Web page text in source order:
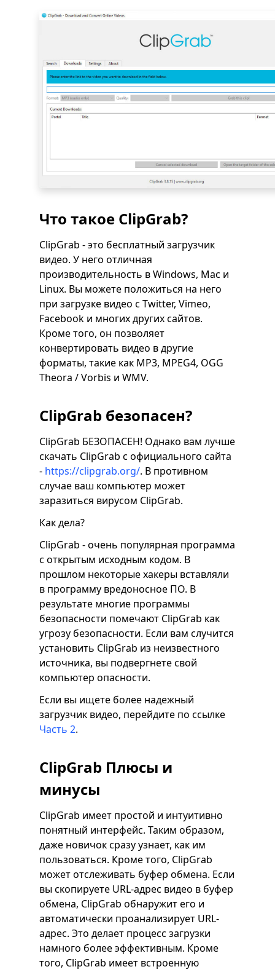
Что такое ClipGrab?
ClipGrab - это бесплатный загрузчик
видео. У него отличная
производительность в Windows, Mac и
Linux. Вы можете положиться на него
при загрузке видео с Twitter, Vimeo,
Facebook и многих других сайтов.
Кроме того, он позволяет
конвертировать видео в другие
форматы, такие как MP3, MPEG4, OGG
Theora / Vorbis и WMV.
ClipGrab безопасен?
ClipGrab БЕЗОПАСЕН! Однако вам лучше
скачать ClipGrab с официального сайта
- https://clipgrab.org/. В противном
случае ваш компьютер может
заразиться вирусом ClipGrab.
Как дела?
ClipGrab - очень популярная программа
с открытым исходным кодом. В
прошлом некоторые хакеры вставляли
в программу вредоносное ПО. В
результате многие программы
безопасности помечают ClipGrab как
угрозу безопасности. Если вам случится
установить ClipGrab из неизвестного
источника, вы подвергнете свой
компьютер опасности.
Если вы ищете более надежный
загрузчик видео, перейдите по ссылке
Часть 2.
ClipGrab Плюсы и
минусы
ClipGrab имеет простой и интуитивно
понятный интерфейс. Таким образом,
даже новичок сразу узнает, как им
пользоваться. Кроме того, ClipGrab
может отслеживать буфер обмена. Если
вы скопируете URL-адрес видео в буфер
обмена, ClipGrab обнаружит его и
автоматически проанализирует URL-
адрес. Это делает процесс загрузки
намного более эффективным. Кроме
того, ClipGrab имеет встроенную